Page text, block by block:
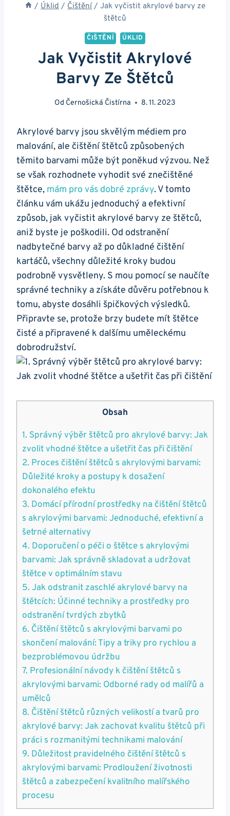
/ Úklid / Čištění / Jak vyčistit akrylové barvy ze
štětců
ČIŠTĚNÍ ÚKLID
Jak Vyčistit Akrylové
Barvy Ze Štětců
Od Černošická Čistírna 8. 11. 2023
Akrylové barvy jsou skvělým médiem pro
⁤malování, ale čištění štětců způsobených‍
těmito ⁣barvami může být poněkud výzvou. Než
se​ však rozhodnete vyhodit své znečištěné
štětce, mám ‍pro vás dobré zprávy. V tomto
článku vám ‌ukážu jednoduchý a efektivní‌
způsob, jak vyčistit akrylové barvy ze⁤ štětců,
aniž byste je ​poškodili. Od​ odstranění​
nadbytečné barvy až ‍po důkladné čištění
kartáčů,‍ všechny ‍důležité kroky budou
podrobně vysvětleny. S mou pomocí se naučíte
správné techniky a získáte důvěru potřebnou k
tomu, abyste dosáhli špičkových výsledků.
Připravte se, protože brzy​ budete mít štětce​
čisté a připravené k dalšímu uměleckému
dobrodružství.
Obsah
1. Správný výběr štětců pro akrylové barvy: Jak
zvolit ⁢vhodné štětce a ušetřit čas při čištění
2. Proces čištění štětců s akrylovými barvami:
Důležité kroky a ‌postupy ⁣k dosažení
dokonalého efektu
3. Domácí přírodní prostředky na čištění štětců
s akrylovými barvami: Jednoduché, efektivní a
šetrné alternativy
4. Doporučení o péči o ⁢štětce s ⁢akrylovými
⁢barvami:⁣ Jak správně skladovat a udržovat
štětce⁤ v optimálním stavu
5. Jak odstranit zaschlé akrylové barvy na⁣
štětcích: Účinné techniky a prostředky pro
odstranění tvrdých zbytků
6.‍ Čištění štětců s akrylovými barvami po
skončení malování: Tipy a triky pro rychlou a
bezproblémovou údržbu
7. Profesionální návody k čištění štětců s
akrylovými barvami: Odborné rady od​ malířů a
umělců
8. Čištění ‍štětců různých velikostí a⁤ tvarů pro​
akrylové barvy: Jak zachovat kvalitu štětců při⁣
práci s rozmanitými technikami malování
9. Důležitost ​pravidelného čištění štětců s
akrylovými barvami: Prodloužení životnosti
štětců a zabezpečení kvalitního ⁣malířského⁤
procesu